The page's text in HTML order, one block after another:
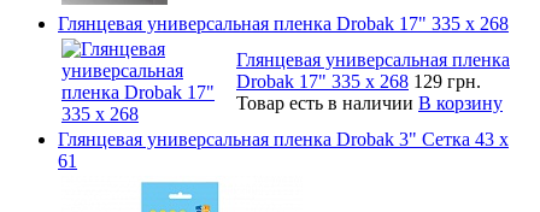
Глянцевая универсальная пленка Drobak 17" 335 х 268
Глянцевая универсальная пленка
Drobak 17" 335 х 268 129 грн.
Товар есть в наличии В корзину
Глянцевая универсальная пленка Drobak 3" Сетка 43 x
61